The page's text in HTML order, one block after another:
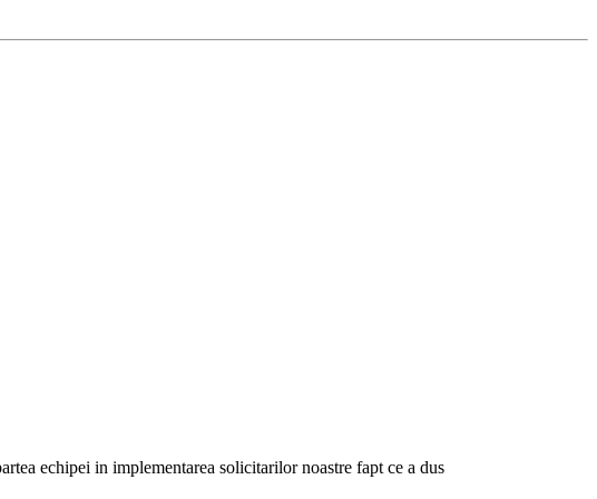
echipei in implementarea solicitarilor noastre fapt ce a dus